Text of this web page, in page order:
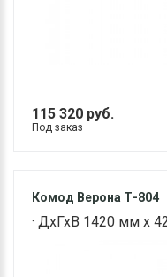
115 320 руб.
Под заказ
Комод Верона Т-804
· ДхГхВ 1420 мм х